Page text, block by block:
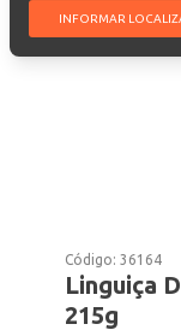
INFORMAR
Código:36164
Linguiça
215g